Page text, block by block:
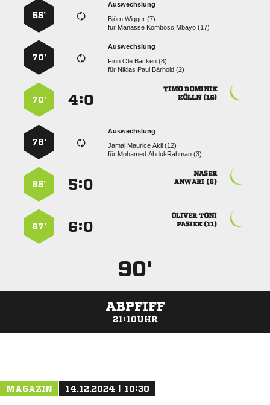
Auswechslung
  
für    
55’
Auswechslung
   
für    
70’
 
 
:
70’
Auswechslung
   
für   
78’

 
:
85’
 
 
:
87’
90'
ABPFIFF
21:10UHR
MAGAZIN 14.12.2024 | 10:30